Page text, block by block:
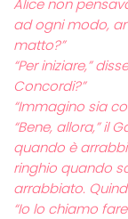
Alice non
ad ogni modo,
matto?”
“Per iniziare,”
Concordi?”
“Immagino sia
“Bene, allora,” il
quando è
ringhio quando
arrabbiato.
“Io lo chiamo